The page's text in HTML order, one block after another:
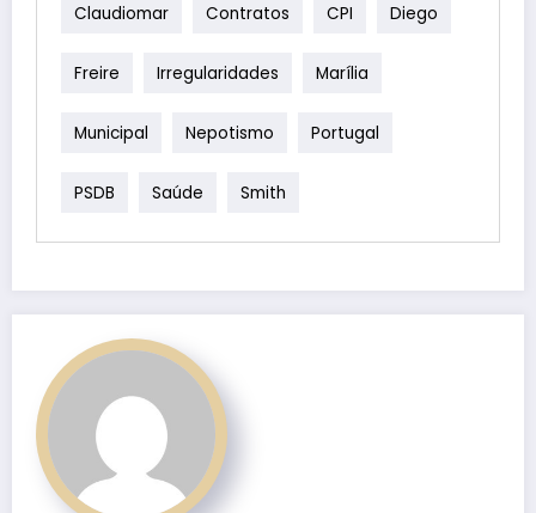
Claudiomar Contratos CPI Diego
Freire Irregularidades Marília
Municipal Nepotismo Portugal
PSDB Saúde Smith